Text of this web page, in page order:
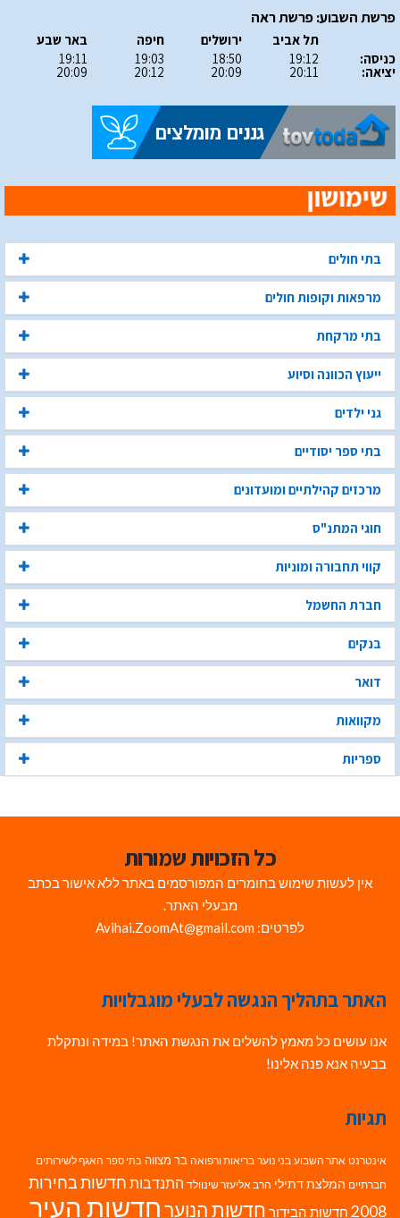
פרשת השבוע: פרשת ראה
כניסה:
יציאה:
תל אביב
19:12
20:11
ירושלים
18:50
20:09
חיפה
19:03
20:12
באר שבע
19:11
20:09
בתי חולים
מרפאות וקופות חולים
בתי מרקחת
ייעוץ הכוונה וסיוע
גני ילדים
בתי ספר יסודיים
מרכזים קהילתיים ומועדונים
חוגי המתנ"ס
קווי תחבורה ומוניות
חברת החשמל
בנקים
דואר
מקוואות
ספריות
כל הזכויות שמורות
אין לעשות שימוש בחומרים המפורסמים באתר ללא אישור בכתב
מבעלי האתר.
לפרטים: Avihai.ZoomAt@gmail.com
האתר בתהליך הנגשה לבעלי מוגבלויות
אנו עושים כל מאמץ להשלים את הנגשת האתר! במידה ונתקלת
בבעיה אנא פנה אלינו!
תגיות
אינטרנט אתר השבוע בני נוער בריאות ורפואה בר מצווה בתי ספר האגף לשירותים
חברתיים המלצת דתילי הרב אליעזר שינוולד התנדבות חדשות בחירות
2008 חדשות הבידור חדשות הנוערחדשות העיר